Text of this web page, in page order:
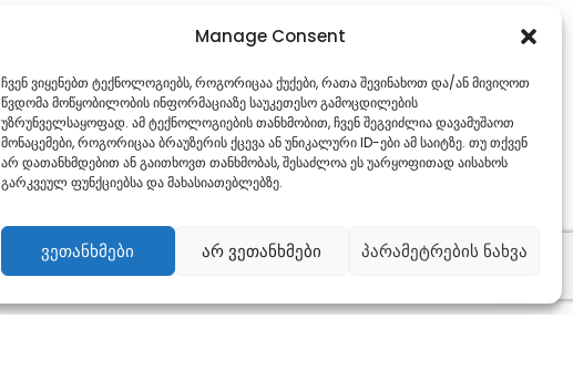
Manage Consent
ჩვენ ვიყენებთ ტექნოლოგიებს, როგორიცაა ქუქები, რათა შევინახოთ და/ან მივიღოთ
წვდომა მოწყობილობის ინფორმაციაზე საუკეთესო გამოცდილების
უზრუნველსაყოფად. ამ ტექნოლოგიების თანხმობით, ჩვენ შეგვიძლია დავამუშაოთ
მონაცემები, როგორიცაა ბრაუზერის ქცევა ან უნიკალური ID-ები ამ საიტზე. თუ თქვენ
არ დათანხმდებით ან გაითხოვთ თანხმობას, შესაძლოა ეს უარყოფითად აისახოს
გარკვეულ ფუნქციებსა და მახასიათებლებზე.
ვეთანხმები არ ვეთანხმები პარამეტრების ნახვა